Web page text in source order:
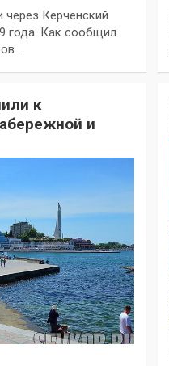
через Керченский
года. Как сообщил
к
и